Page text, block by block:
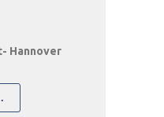
Hannover